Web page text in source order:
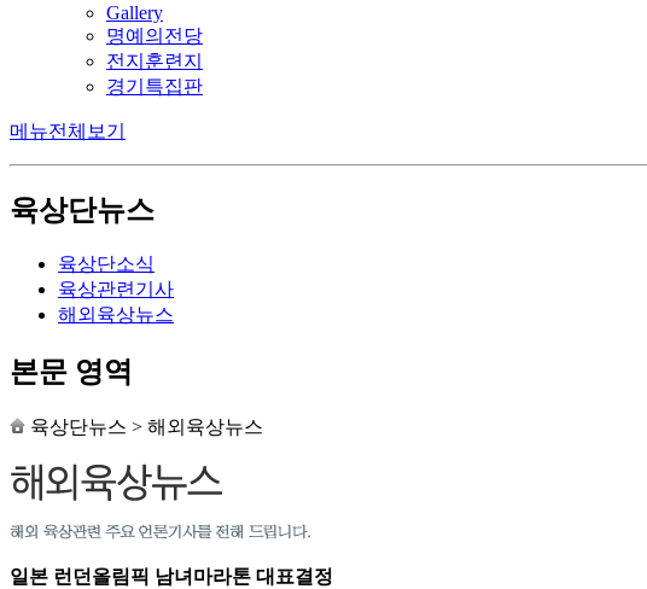
Gallery
명예의전당
전지훈련지
경기특집판
메뉴전체보기
육상단뉴스
육상단소식
육상관련기사
해외육상뉴스
본문 영역
육상단뉴스 > 해외육상뉴스
일본 런던올림픽 남녀마라톤 대표결정